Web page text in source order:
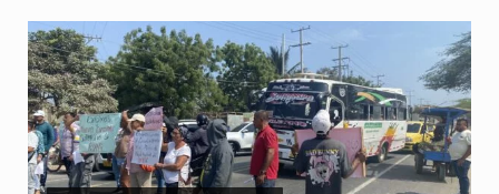
La Alcaldía de Barranquilla puso en marcha un amplio plan…
Si eres un trader que prefiere lidiar con condiciones de…